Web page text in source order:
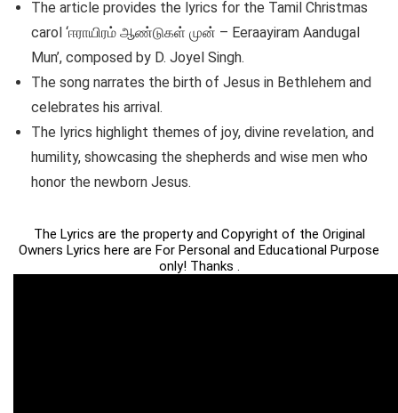
The article provides the lyrics for the Tamil Christmas
carol ‘ஈராயிரம் ஆண்டுகள் முன் – Eeraayiram Aandugal
Mun’, composed by D. Joyel Singh.
The song narrates the birth of Jesus in Bethlehem and
celebrates his arrival.
The lyrics highlight themes of joy, divine revelation, and
humility, showcasing the shepherds and wise men who
honor the newborn Jesus.
The Lyrics are the property and Copyright of the Original
Owners Lyrics here are For Personal and Educational Purpose
only! Thanks .